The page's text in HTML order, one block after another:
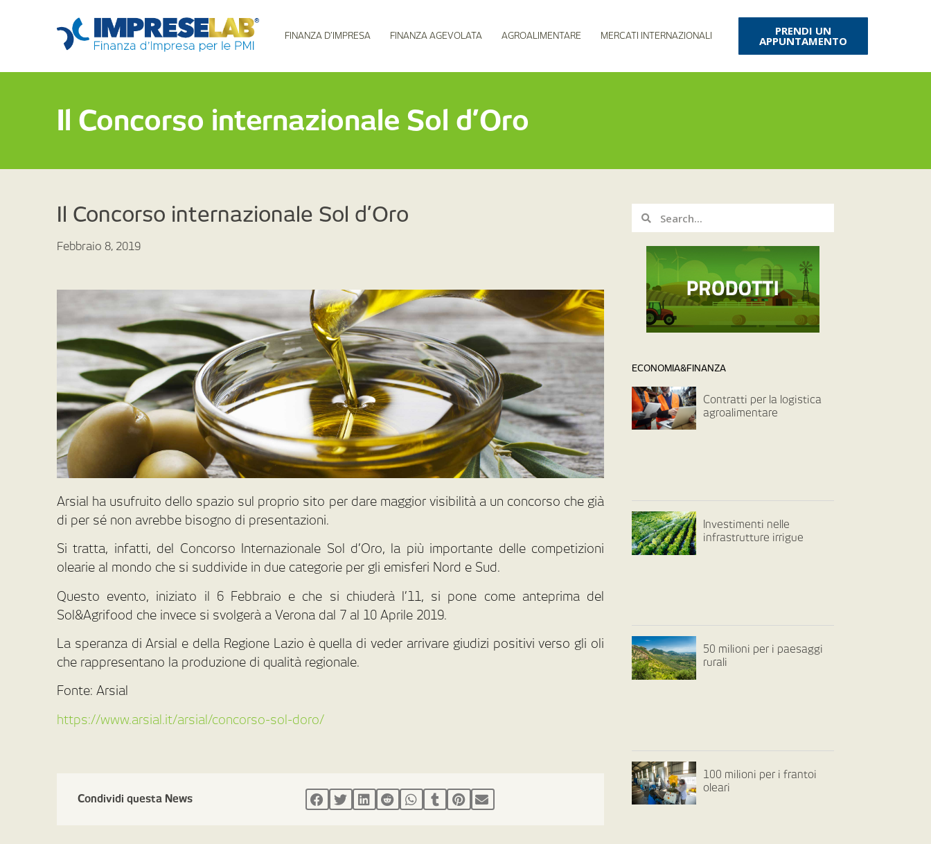
FINANZA D’IMPRESA FINANZA AGEVOLATA AGROALIMENTARE MERCATI INTERNAZIONALI PRENDI UN
APPUNTAMENTO
Il Concorso internazionale Sol d’Oro
Il Concorso internazionale Sol d’Oro
Febbraio 8, 2019
Arsial ha usufruito dello spazio sul proprio sito per dare maggior visibilità a un concorso che già
di per sé non avrebbe bisogno di presentazioni.
Si tratta, infatti, del Concorso Internazionale Sol d’Oro, la più importante delle competizioni
olearie al mondo che si suddivide in due categorie per gli emisferi Nord e Sud.
Questo evento, iniziato il 6 Febbraio e che si chiuderà l’11, si pone come anteprima del
Sol&Agrifood che invece si svolgerà a Verona dal 7 al 10 Aprile 2019.
La speranza di Arsial e della Regione Lazio è quella di veder arrivare giudizi positivi verso gli oli
che rappresentano la produzione di qualità regionale.
Fonte: Arsial
https://www.arsial.it/arsial/concorso-sol-doro/
Condividi questa News
ECONOMIA&FINANZA
Contratti per la logistica
agroalimentare
Investimenti nelle
infrastrutture irrigue
50 milioni per i paesaggi
rurali
100 milioni per i frantoi
oleari